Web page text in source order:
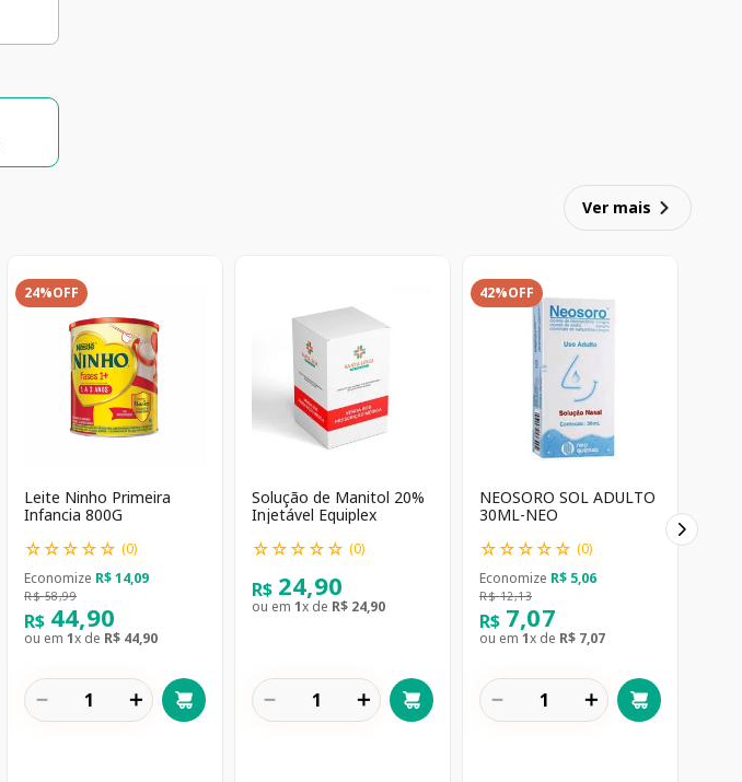
Ver mais
24%OFF
Leite Ninho Primeira
Infancia 800G
☆☆☆☆☆ (0)
Economize R$14,09
R$ 58,99
R$ 44,90
ou em 1x de R$ 44,90
＋
－
Solução de Manitol 20%
Injetável Equiplex
☆☆☆☆☆ (0)
R$ 24,90
ou em 1x de R$ 24,90
＋
－
42%OFF
NEOSORO SOL ADULTO
30ML-NEO
☆☆☆☆☆ (0)
Economize R$ 5,06
R$ 12,13
R$ 7,07
ou em 1x de R$ 7,07
＋
－